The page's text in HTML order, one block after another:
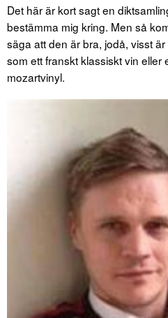
Det här är kort sagt en
bestämma mig kring. Men så
säga att den är bra, jodå, visst
som ett franskt klassiskt vin eller
mozartvinyl.